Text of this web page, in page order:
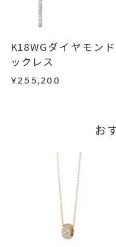
お届け予定日はご注
てご案内いたします。
こちら
は、早急に商品を交
お手数ですが商品到
はお問い合わせフォ
この場合の返送料
で、着払いにてご返
詳細はこちら
K18WGダイヤモン
ックレス
¥255,200
お